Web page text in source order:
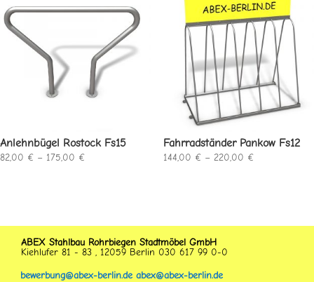
Anlehnbügel Rostock Fs15
82,00 € – 175,00 €Preisspanne:
Fahrradständer Pankow Fs12
144,00 € – 220,00 €Preisspanne:
ABEX Stahlbau Rohrbiegen Stadtmöbel GmbH
Kiehlufer 81 - 83 , 12059 Berlin 030 617 99 0-0
bewerbung@abex-berlin.de abex@abex-berlin.de